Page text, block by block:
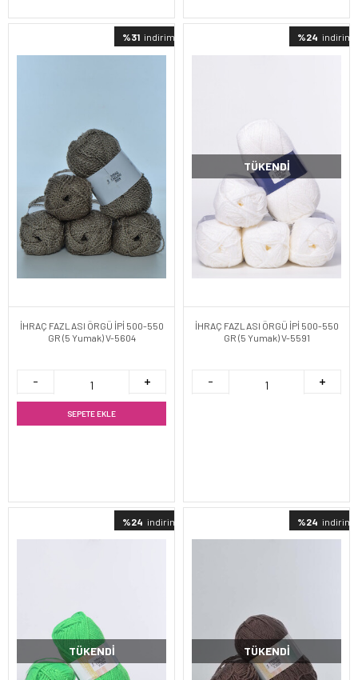
%31 indirimli
İHRAÇ FAZLASI ÖRGÜ İPİ 500-550
GR (5 Yumak) V-5604
SEPETE EKLE
%24 indirimli
TÜKENDI
İHRAÇ FAZLASI ÖRGÜ İPİ 500-550
GR (5 Yumak) V-5591
%24 indirimli
TÜKENDI
%24 indirimli
TÜKENDI